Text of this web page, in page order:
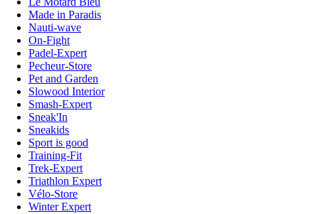
Made in Paradis
Nauti-wave
On-Fight
Padel-Expert
Pecheur-Store
Pet and Garden
Slowood Interior
Smash-Expert
Sneak'In
Sneakids
Sport is good
Training-Fit
Trek-Expert
Triathlon Expert
Vélo-Store
Winter Expert